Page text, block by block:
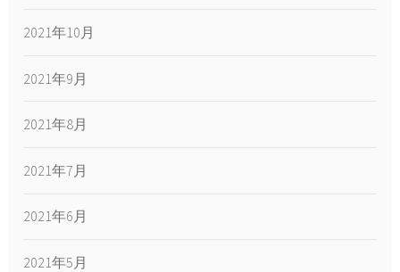
2021年10月
2021年9月
2021年8月
2021年7月
2021年6月
2021年5月